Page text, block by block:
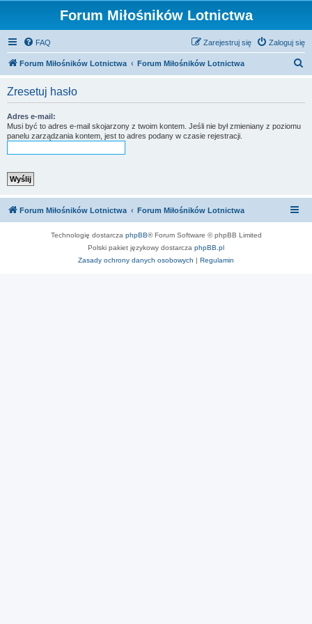
Forum Miłośników Lotnictwa
FAQ Zaloguj się
Zarejestruj się
Forum Miłośników Lotnictwa Forum Miłośników Lotnictwa
Zresetuj hasło
Adres e-mail:
Musi być to adres e-mail skojarzony z twoim kontem. Jeśli nie był zmieniany z poziomu
panelu zarządzania kontem, jest to adres podany w czasie rejestracji.
Forum Miłośników Lotnictwa Forum Miłośników Lotnictwa
Technologię dostarcza phpBB® Forum Software © phpBB Limited
Polski pakiet językowy dostarcza phpBB.pl
Zasady ochrony danych osobowych | Regulamin